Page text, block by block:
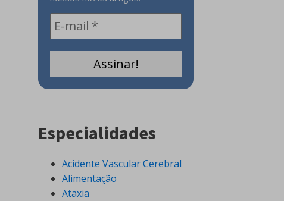
Especialidades
Acidente Vascular Cerebral
Alimentação
Ataxia